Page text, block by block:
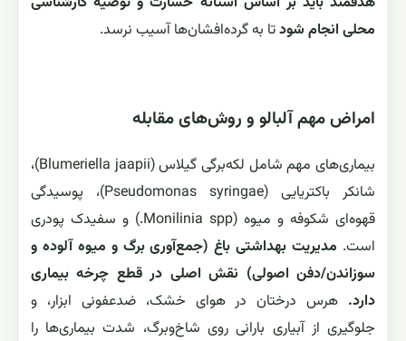
محلی انجام شودتا به گرده‌افشان‌ها آسیب نرسد.
امراض مهم آلبالو و روش‌های مقابله
بیماری‌های مهم شامل لکه‌برگی گیلاس (Blumeriella jaapii)،
شانکر باکتریایی (Pseudomonas syringae)، پوسیدگی
قهوه‌ای شکوفه و میوه (Monilinia spp.) و سفیدک پودری
است. مدیریت بهداشتی باغ (جمع‌آوری برگ و میوه آلوده و
سوزاندن/دفن اصولی) نقش اصلی در قطع چرخه بیماری
دارد. هرس درختان در هوای خشک، ضدعفونی ابزار، و
جلوگیری از آبیاری بارانی روی شاخ‌وبرگ، شدت بیماری‌ها را